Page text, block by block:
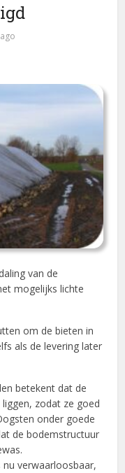
van de
mogelijks lichte
om de bieten in
als de levering later
betekent dat de
zodat ze goed
onder goede
de bodemstructuur
verwaarloosbaar,